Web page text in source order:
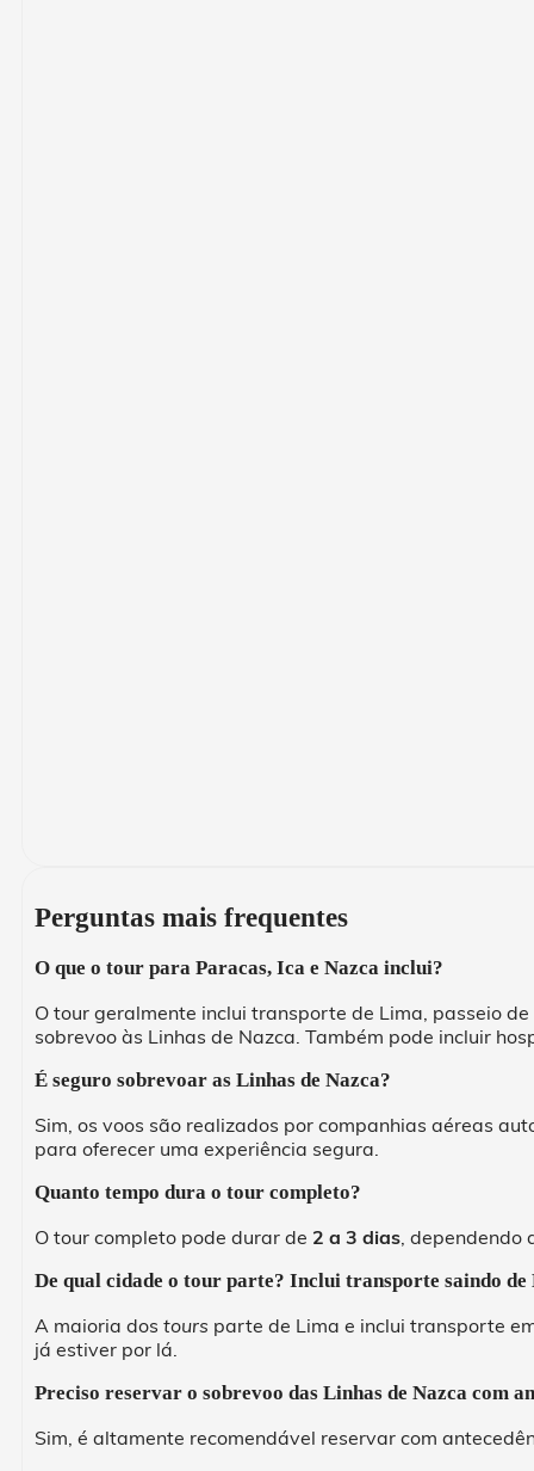
Perguntas mais frequentes
O que o tour para Paracas, Ica e Nazca inclui?
O tour geralmente inclui transporte de Lima, passeio
sobrevoo às Linhas de Nazca. Também pode incluir
É seguro sobrevoar as Linhas de Nazca?
Sim, os voos são realizados por companhias aéreas
para oferecer uma experiência segura.
Quanto tempo dura o tour completo?
O tour completo pode durar de 2 a 3 dias, dependendo
De qual cidade o tour parte? Inclui transporte saindo de
A maioria dos tours parte de Lima e inclui transporte
já estiver por lá.
Preciso reservar o sobrevoo das Linhas de Nazca com
Sim, é altamente recomendável reservar com